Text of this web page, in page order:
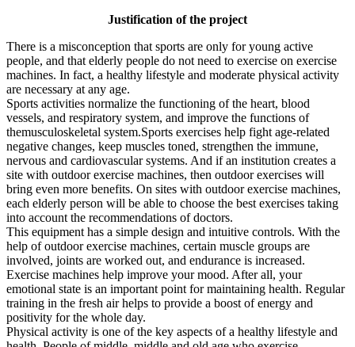
Justification of the project
There is a misconception that sports are only for young active
people, and that elderly people do not need to exercise on exercise
machines. In fact, a healthy lifestyle and moderate physical activity
are necessary at any age.
Sports activities normalize the functioning of the heart, blood
vessels, and respiratory system, and improve the functions of
themusculoskeletal system.Sports exercises help fight age-related
negative changes, keep muscles toned, strengthen the immune,
nervous and cardiovascular systems. And if an institution creates a
site with outdoor exercise machines, then outdoor exercises will
bring even more benefits. On sites with outdoor exercise machines,
each elderly person will be able to choose the best exercises taking
into account the recommendations of doctors.
This equipment has a simple design and intuitive controls. With the
help of outdoor exercise machines, certain muscle groups are
involved, joints are worked out, and endurance is increased.
Exercise machines help improve your mood. After all, your
emotional state is an important point for maintaining health. Regular
training in the fresh air helps to provide a boost of energy and
positivity for the whole day.
Physical activity is one of the key aspects of a healthy lifestyle and